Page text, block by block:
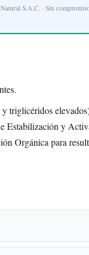
S.A.C. · Sin
triglicéridos
Estabilización y
Orgánica para